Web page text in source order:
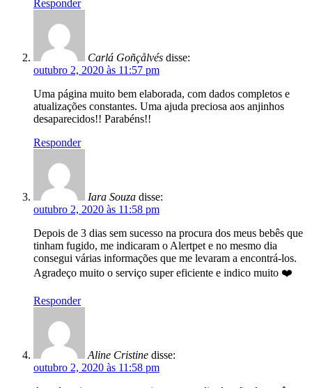
Responder
Carlá Goñçålvés disse:
outubro 2, 2020 às 11:57 pm
Uma página muito bem elaborada, com dados completos e
atualizações constantes. Uma ajuda preciosa aos anjinhos
desaparecidos!! Parabéns!!
Responder
Iara Souza disse:
outubro 2, 2020 às 11:58 pm
Depois de 3 dias sem sucesso na procura dos meus bebês que
tinham fugido, me indicaram o Alertpet e no mesmo dia
consegui várias informações que me levaram a encontrá-los.
Agradeço muito o serviço super eficiente e indico muito ❤️
Responder
Aline Cristine disse:
outubro 2, 2020 às 11:58 pm